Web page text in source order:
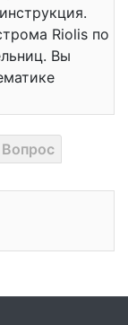
Riolis по
Вы
Вопрос